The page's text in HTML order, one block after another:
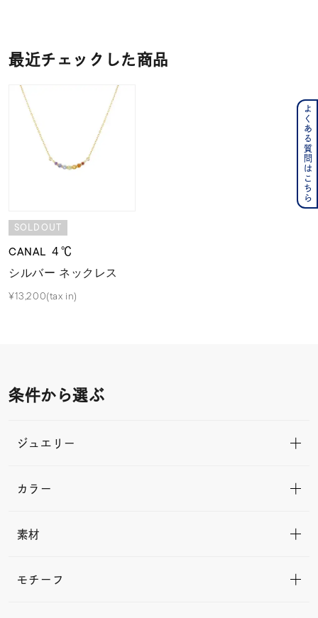
最近チェックした商品
SOLDOUT
CANAL ４℃
シルバー ネックレス
¥13,200(tax in)
条件から選ぶ
ジュエリー
カラー
素材
モチーフ
よくある質問はこちら